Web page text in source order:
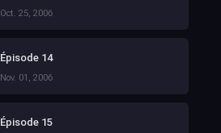
Oct. 25, 2006
Épisode 14
Nov. 01, 2006
Épisode 15